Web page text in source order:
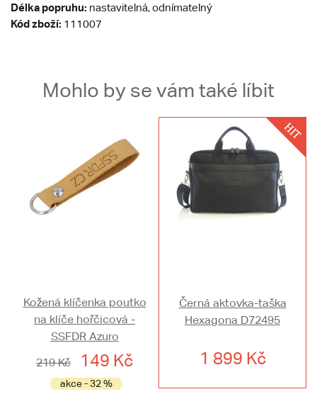
Délka popruhu: nastavitelná, odnímatelný
Kód zboží: 111007
Mohlo by se vám také líbit
Kožená klíčenka poutko
na klíče hořčicová -
SSFDR Azuro
219 Kč
149 Kč
akce - 32 %
Černá aktovka-taška
Hexagona D72495
1 899 Kč